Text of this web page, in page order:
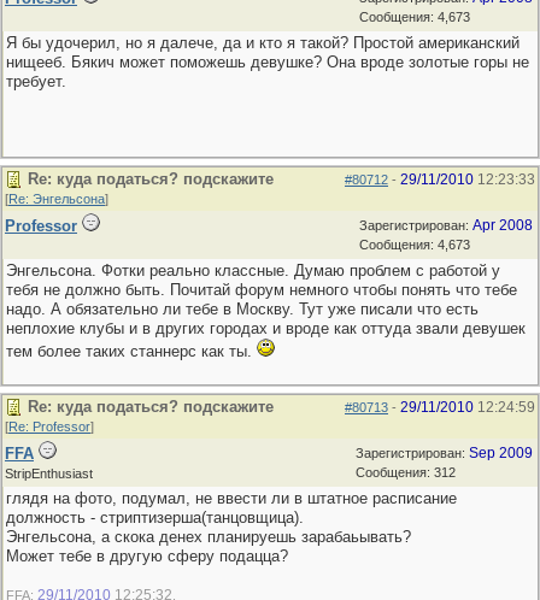
Сообщения: 4,673
Я бы удочерил, но я далече, да и кто я такой? Простой американский
нищееб. Бякич может поможешь девушке? Она вроде золотые горы не
требует.
#80712 - 29/11/2010 12:23:33
Re: куда податься? подскажите
[Re: Энгельсона]
Зарегистрирован: Apr 2008
Сообщения: 4,673
Professor
Энгельсона. Фотки реально классные. Думаю проблем с работой у
тебя не должно быть. Почитай форум немного чтобы понять что тебе
надо. А обязательно ли тебе в Москву. Тут уже писали что есть
неплохие клубы и в других городах и вроде как оттуда звали девушек
тем более таких станнерс как ты.
#80713 - 29/11/2010 12:24:59
Re: куда податься? подскажите
[Re: Professor]
Зарегистрирован: Sep 2009
Сообщения: 312
FFA
StripEnthusiast
глядя на фото, подумал, не ввести ли в штатное расписание
должность - стриптизерша(танцовщица).
Энгельсона, а скока денех планируешь зарабаьывать?
Может тебе в другую сферу подацца?
FFA; 29/11/2010 12:25:32